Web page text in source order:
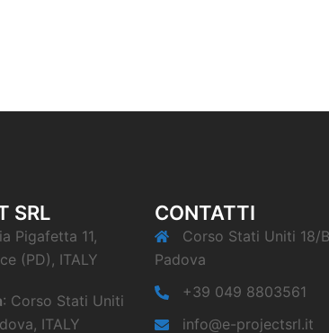
SRL
Pigafetta 11,
(PD), ITALY
: Corso Stati Uniti
ITALY
CONTATTI
Corso Stati Uniti 18/
Padova
+39 049 8803561
info@e-projectsrl.it